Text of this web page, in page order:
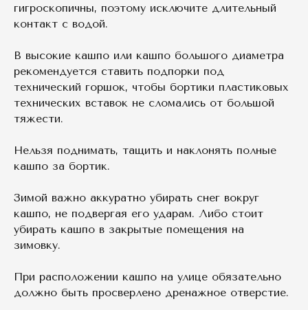
гигроскопичны, поэтому исключите длительный
контакт с водой.
В высокие кашпо или кашпо большого диаметра
рекомендуется ставить подпорки под
технический горшок, чтобы бортики пластиковых
технических вставок не сломались от большой
тяжести.
Нельзя поднимать, тащить и наклонять полные
кашпо за бортик.
Зимой важно аккуратно убирать снег вокруг
кашпо, не подвергая его ударам. Либо стоит
убирать кашпо в закрытые помещения на
зимовку.
При расположении кашпо на улице обязательно
должно быть просверлено дренажное отверстие.